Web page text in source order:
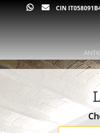
CIN